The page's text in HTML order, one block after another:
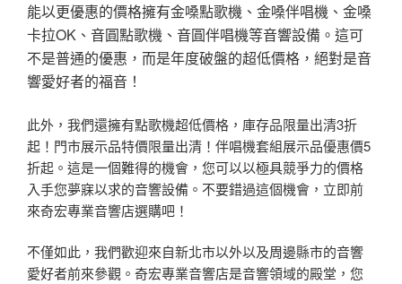
能以更優惠的價格擁有金嗓點歌機、金嗓伴唱機、金嗓
卡拉OK、音圓點歌機、音圓伴唱機等音響設備。這可
不是普通的優惠，而是年度破盤的超低價格，絕對是音
響愛好者的福音！
此外，我們還擁有點歌機超低價格，庫存品限量出清3折
起！門市展示品特價限量出清！伴唱機套組展示品優惠價5
折起。這是一個難得的機會，您可以以極具競爭力的價格
入手您夢寐以求的音響設備。不要錯過這個機會，立即前
來奇宏專業音響店選購吧！
不僅如此，我們歡迎來自新北市以外以及周邊縣市的音響
愛好者前來參觀。奇宏專業音響店是音響領域的殿堂，您